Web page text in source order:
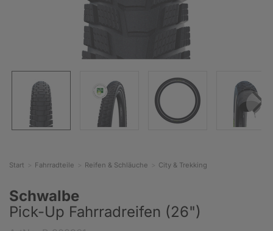
Start Fahrradteile Reifen & Schläuche City & Trekking
Schwalbe
Pick-Up Fahrradreifen (26")